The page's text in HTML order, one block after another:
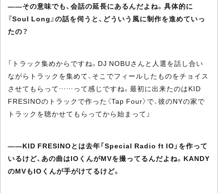
――その意味でも、会話の延長にあるんだよね。具体的に
『Soul Long』の話を伺うと、どういう風に制作を進めていっ
たの？
「トラック集めからですね。DJ NOBUさんと人選を話し合い
ながらトラックを集めて、そこでフィールしたものをチョイス
させてもらって……って感じですね。最初に出来たのはKID
FRESINOのトラックで作った〈Tap Four〉で、彼のNYの家で
トラックを聴かせてもらってから始まって」
――KID FRESINOとは去年「Special Radio ft IO」を作って
いるけど、あの曲はIOくんがMVを撮ってるんだよね。KANDY
のMVもIOくんが手がけてるけど。